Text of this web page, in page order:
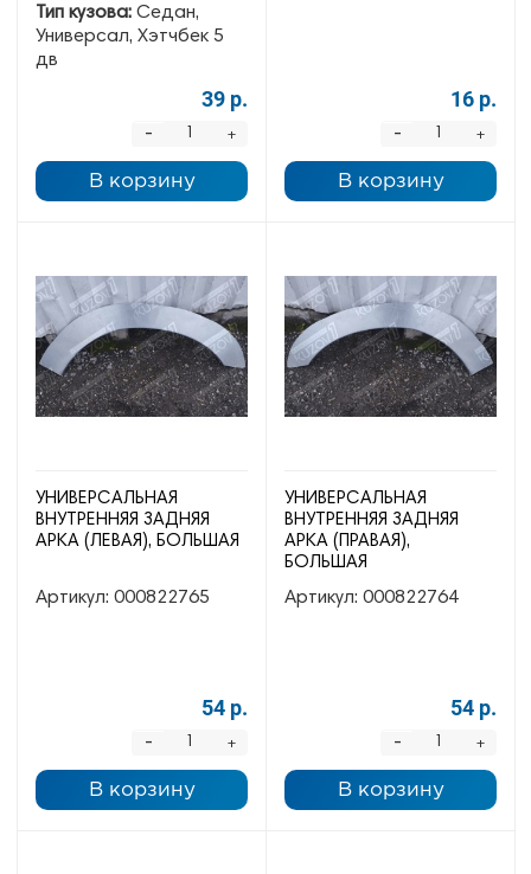
Тип кузова: Седан,
Универсал, Хэтчбек 5
дв
39 р.
+
-
В корзину
16 р.
+
-
В корзину
УНИВЕРСАЛЬНАЯ
ВНУТРЕННЯЯ ЗАДНЯЯ
АРКА (ЛЕВАЯ), БОЛЬШАЯ
Артикул: 000822765
54 р.
+
-
В корзину
УНИВЕРСАЛЬНАЯ
ВНУТРЕННЯЯ ЗАДНЯЯ
АРКА (ПРАВАЯ),
БОЛЬШАЯ
Артикул: 000822764
54 р.
+
-
В корзину